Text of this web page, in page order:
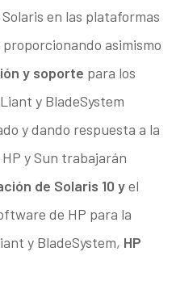
en las plataformas
asimismo
y soporte para los
y BladeSystem
y dando respuesta a la
y Sun trabajarán
de Solaris 10 yel
de HP para la
y BladeSystem, HP